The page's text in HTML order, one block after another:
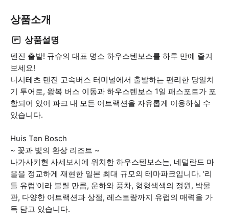
상품소개
상품설명
덴진 출발! 규슈의 대표 명소 하우스텐보스를 하루 만에 즐겨
보세요!
니시테츠 텐진 고속버스 터미널에서 출발하는 편리한 당일치
기 투어로, 왕복 버스 이동과 하우스텐보스 1일 패스포트가 포
함되어 있어 파크 내 모든 어트랙션을 자유롭게 이용하실 수
있습니다.
Huis Ten Bosch
~ 꽃과 빛의 환상 리조트 ~
나가사키현 사세보시에 위치한 하우스텐보스는, 네덜란드 마
을을 정교하게 재현한 일본 최대 규모의 테마파크입니다. '리
틀 유럽'이라 불릴 만큼, 운하와 풍차, 형형색색의 정원, 박물
관, 다양한 어트랙션과 상점, 레스토랑까지 유럽의 매력을 가
득 담고 있습니다.